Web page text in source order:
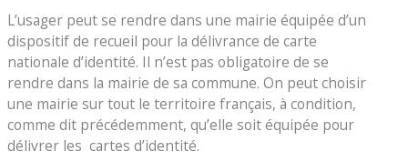
L’usager peut se rendre dans une mairie équipée d’un
dispositif de recueil pour la délivrance de carte
nationale d’identité. Il n’est pas obligatoire de se
rendre dans la mairie de sa commune. On peut choisir
une mairie sur tout le territoire français, à condition,
comme dit précédemment, qu’elle soit équipée pour
délivrer les cartes d’identité.